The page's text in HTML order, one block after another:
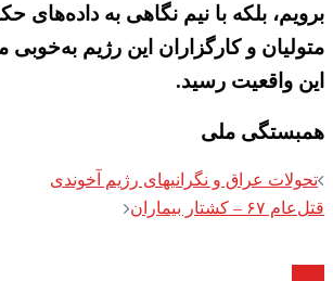
برویم، بلکه با نیم نگاهی به داده‌های
متولیان و کارگزاران این رژیم به‌خوبی
این واقعیت رسید.
همبستگی ملی
Post
navigation
تحولات عراق و نگرانیهای رژیم آخوندی
قتل‌عام ۶۷ – کشتار بیماران